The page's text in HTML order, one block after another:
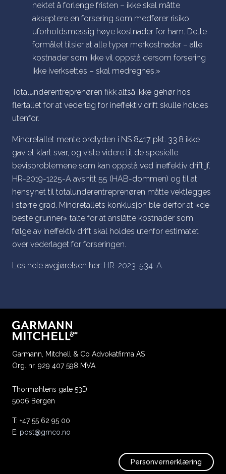
nektet å forlenge fristen – ikke skal måtte
akseptere en forsering som medfører risiko
uforholdsmessig høye kostnader for ham. Dette
formålet tilsier at alle typer merkostnader – alle
kostnader som ikke vil oppstå dersom forsering
ikke iverksettes – skal medregnes.»
Totalunderentreprenøren fikk altså ikke gehør hos
flertallet for at vederlag for ineffektiv drift skulle holdes
utenfor.
Mindretallet mente ordlyden i NS 8417 pkt. 33.8 ikke
gav et klart svar, og viste videre til de spesielle
bevisproblemene som kan oppstå ved ineffektiv drift jf.
HR-2019-1225-A avsnitt 55 (HAB-dommen) og til at
hensynet til totalunderentreprenøren måtte vektlegges
i større grad. Mindretallets konklusjon ble derfor at «de
beste grunner» talte for at anslåtte kostnader som
følge av ineffektiv drift skal holdes utenfor estimatet
over vederlaget for forseringen.
Les hele avgjørelsen her: HR-2023-534-A
Garmann, Mitchell & Co Advokatfirma AS
Org. nr. 929 407 598 MVA
Thormøhlens gate 53D
5006 Bergen
T: +47 55 62 95 00
E: post@gmco.no
Personvernerklæring